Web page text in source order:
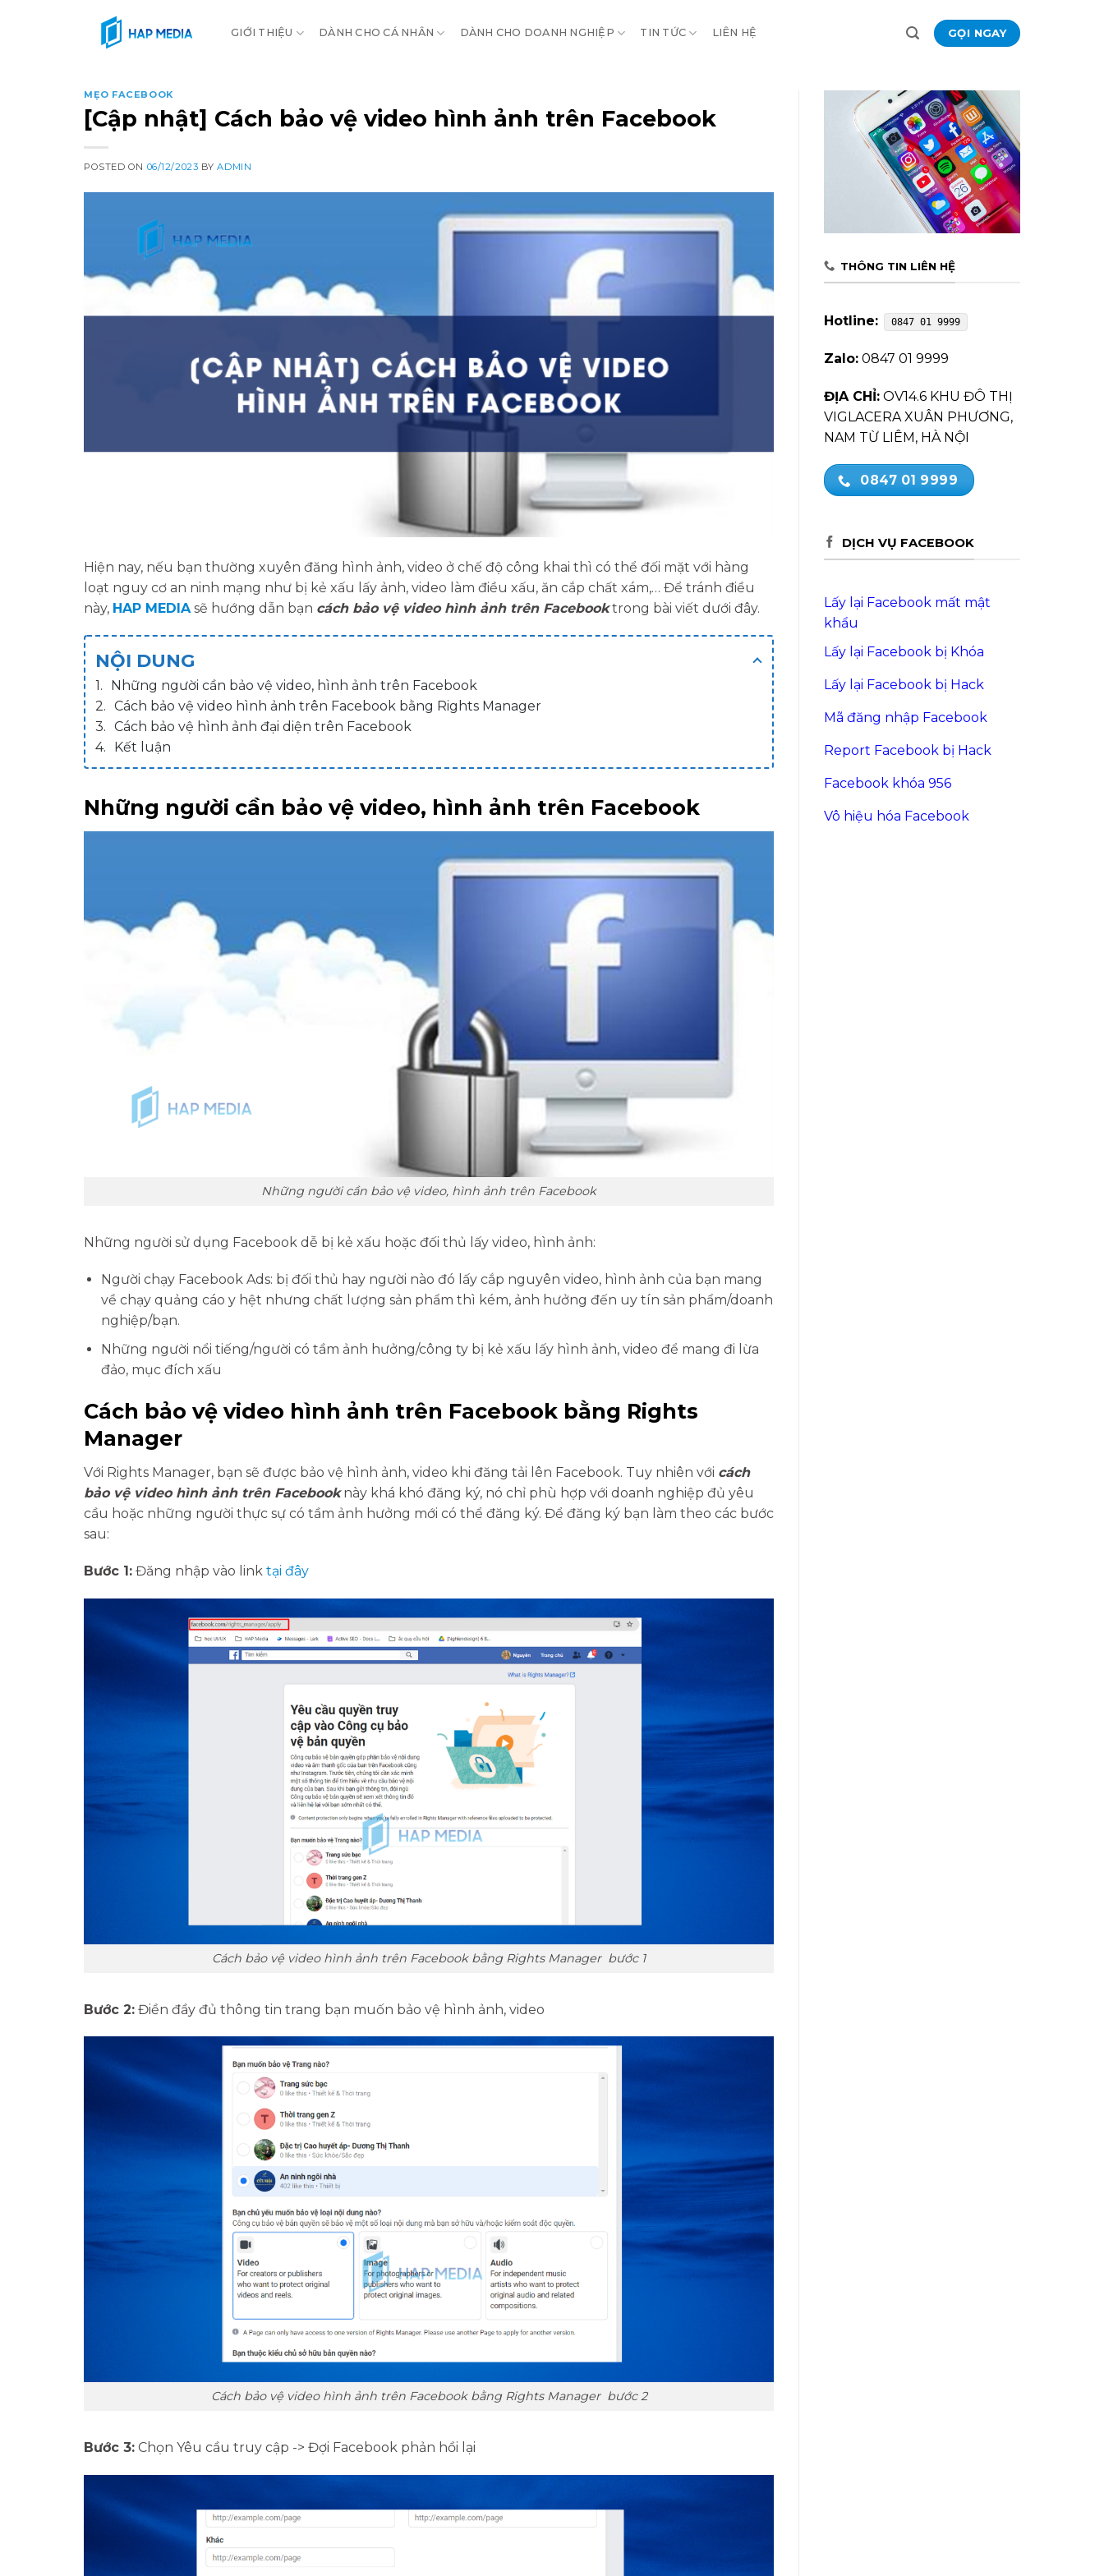
GIỚI THIỆU DÀNH CHO CÁ NHÂN DÀNH CHO DOANH NGHIỆP TIN TỨC LIÊN HỆ GỌI NGAY
MẸO FACEBOOK
[Cập nhật] Cách bảo vệ video hình ảnh trên Facebook
POSTED ON 06/12/2023 BYADMIN
Hiện nay, nếu bạn thường xuyên đăng hình ảnh, video ở chế độ công khai thì có thể đối mặt với hàng
loạt nguy cơ an ninh mạng như bị kẻ xấu lấy ảnh, video làm điều xấu, ăn cắp chất xám,… Để tránh điều
này, HAP MEDIA sẽ hướng dẫn bạn cách bảo vệ video hình ảnh trên Facebooktrong bài viết dưới đây.
NỘI DUNG
Những người cần bảo vệ video, hình ảnh trên Facebook
Cách bảo vệ video hình ảnh trên Facebook bằng Rights Manager
Cách bảo vệ hình ảnh đại diện trên Facebook
Kết luận
Những người cần bảo vệ video, hình ảnh trên Facebook
Những người cần bảo vệ video, hình ảnh trên Facebook
Những người sử dụng Facebook dễ bị kẻ xấu hoặc đối thủ lấy video, hình ảnh:
Người chạy Facebook Ads: bị đối thủ hay người nào đó lấy cắp nguyên video, hình ảnh của bạn mang
về chạy quảng cáo y hệt nhưng chất lượng sản phẩm thì kém, ảnh hưởng đến uy tín sản phẩm/doanh
nghiệp/bạn.
Những người nổi tiếng/người có tầm ảnh hưởng/công ty bị kẻ xấu lấy hình ảnh, video để mang đi lừa
đảo, mục đích xấu
Cách bảo vệ video hình ảnh trên Facebook bằng Rights
Manager
Với Rights Manager, bạn sẽ được bảo vệ hình ảnh, video khi đăng tải lên Facebook. Tuy nhiên với cách
bảo vệ video hình ảnh trên Facebooknày khá khó đăng ký, nó chỉ phù hợp với doanh nghiệp đủ yêu
cầu hoặc những người thực sự có tầm ảnh hưởng mới có thể đăng ký. Để đăng ký bạn làm theo các bước
sau:
Bước 1: Đăng nhập vào link tại đây
Cách bảo vệ video hình ảnh trên Facebook bằng Rights Manager bước 1
Bước 2: Điền đầy đủ thông tin trang bạn muốn bảo vệ hình ảnh, video
Cách bảo vệ video hình ảnh trên Facebook bằng Rights Manager bước 2
Bước 3: Chọn Yêu cầu truy cập -> Đợi Facebook phản hồi lại
THÔNG TIN LIÊN HỆ
Hotline: 0847 01 9999
Zalo: 0847 01 9999
ĐỊA CHỈ: OV14.6 KHU ĐÔ THỊ
VIGLACERA XUÂN PHƯƠNG,
NAM TỪ LIÊM, HÀ NỘI
0847 01 9999
DỊCH VỤ FACEBOOK
Lấy lại Facebook mất mật
khẩu
Lấy lại Facebook bị Khóa
Lấy lại Facebook bị Hack
Mã đăng nhập Facebook
Report Facebook bị Hack
Facebook khóa 956
Vô hiệu hóa Facebook